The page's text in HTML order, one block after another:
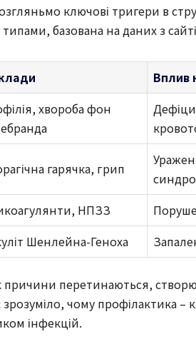
ключові тригери в
базована на даних з
Вплив
хвороба фон
гарячка, грип
НПЗЗ
Шенлейна-Геноха
причини перетинаються,
зрозуміло, чому профілактика
інфекцій.